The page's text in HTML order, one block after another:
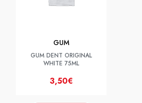
GUM
GUM DENT ORIGINAL
WHITE 75ML
3,50€